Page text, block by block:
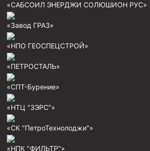
Муфта ОТТМ 127
Муфта БТС 146
Муфта ОТТМ 245
Муфта ОТТМ 168
Муфта ОТТМ 114
«САБСОИЛ ЭНЕРДЖИ СОЛЮШИОН РУС»
«Завод ГРАЗ»
«НПО ГЕОСПЕЦСТРОЙ»
«ПЕТРОСТАЛЬ»
«СПТ-Бурение»
«НТЦ "ЗЭРС"»
«СК "ПетроТехнолоджи"»
«НПК "ФИЛЬТР"»